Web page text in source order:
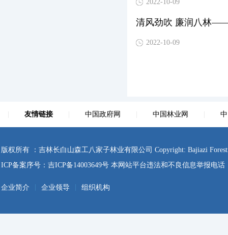
2022-10-09
清风劲吹 廉润八林——
2022-10-09
友情链接 中国政府网 中国林业网
版权所有 ：吉林长白山森工八家子林业有限公司 Copyright: Bajiazi
ICP备案序号： 吉ICP备14003649号 本网站平台违法和不良信息举报电话
企业简介 企业领导 组织机构